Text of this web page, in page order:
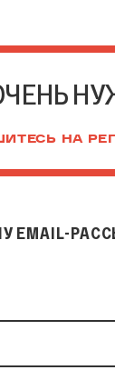
НА
EMAIL-